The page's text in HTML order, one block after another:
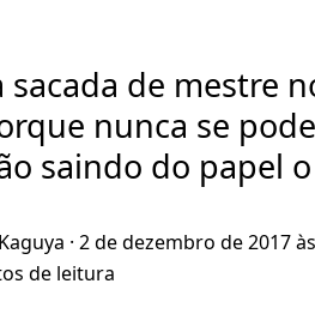
sacada de mestre
nunca se
saindo do papel
· 2 de dezembro de 2017
de leitura